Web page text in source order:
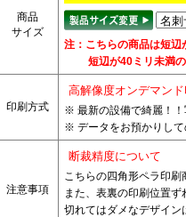
商品
サイズ
注：こちらの商品は短
短辺が40ミリ未満の
印刷方式
高解像度オンデマン
※ 最新の設備で綺麗！
※ データをお預かりし
注意事項
断裁精度について
こちらの四角形ペラ印
また、表裏の印刷位置
切れてはダメなデザイ